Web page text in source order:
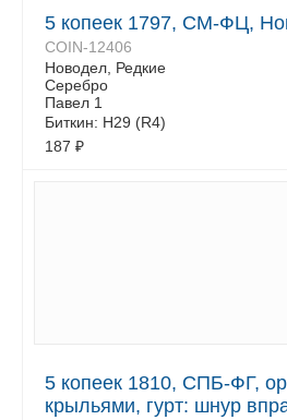
5 копеек 1797, СМ-ФЦ,
COIN-12406
Новодел, Редкие
Серебро
Павел 1
Биткин: Н29 (R4)
187 ₽
5 копеек 1810, СПБ-ФГ,
крыльями, гурт: шнур